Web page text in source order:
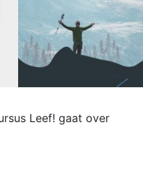
Leef! gaat over